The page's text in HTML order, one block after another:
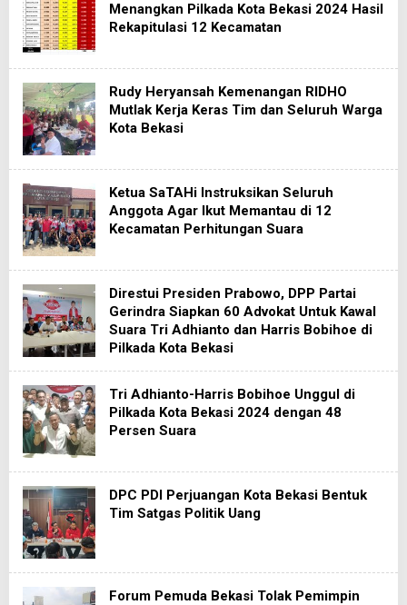
Menangkan Pilkada Kota Bekasi 2024 Hasil
Rekapitulasi 12 Kecamatan
Rudy Heryansah Kemenangan RIDHO
Mutlak Kerja Keras Tim dan Seluruh Warga
Kota Bekasi
Ketua SaTAHi Instruksikan Seluruh
Anggota Agar Ikut Memantau di 12
Kecamatan Perhitungan Suara
Direstui Presiden Prabowo, DPP Partai
Gerindra Siapkan 60 Advokat Untuk Kawal
Suara Tri Adhianto dan Harris Bobihoe di
Pilkada Kota Bekasi
Tri Adhianto-Harris Bobihoe Unggul di
Pilkada Kota Bekasi 2024 dengan 48
Persen Suara
DPC PDI Perjuangan Kota Bekasi Bentuk
Tim Satgas Politik Uang
Forum Pemuda Bekasi Tolak Pemimpin